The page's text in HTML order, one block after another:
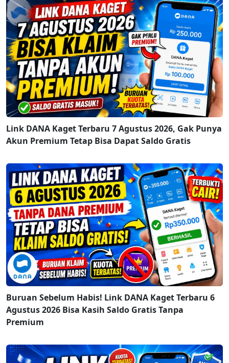
Link DANA Kaget Terbaru 7 Agustus 2026, Gak Punya
Akun Premium Tetap Bisa Dapat Saldo Gratis
Buruan Sebelum Habis! Link DANA Kaget Terbaru 6
Agustus 2026 Bisa Kasih Saldo Gratis Tanpa
Premium